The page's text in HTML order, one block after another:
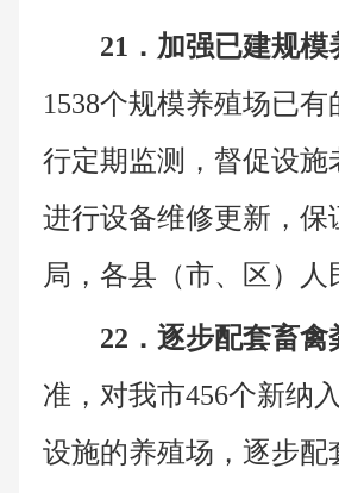
21．加强已建规
1538个规模养殖场已
行定期监测，督促设
进行设备维修更新，
局，各县（市、区）人
22．逐步配套畜禽
准，对我市456个新纳
设施的养殖场，逐步